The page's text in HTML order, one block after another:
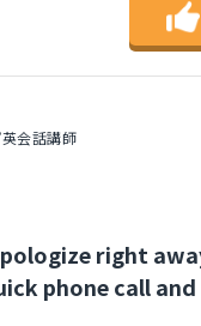
会話講師
right
phone call